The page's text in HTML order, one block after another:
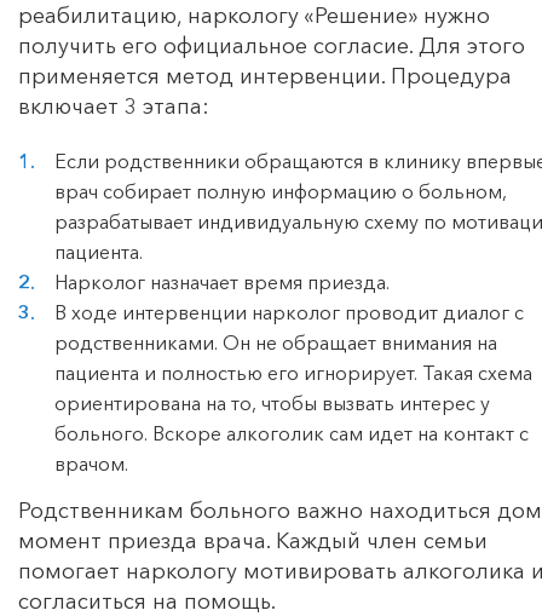
реабилитацию, наркологу «Решение» нужно
получить его официальное согласие. Для этого
применяется метод интервенции. Процедура
включает 3 этапа:
Если родственники обращаются в клинику
врач собирает полную информацию о больном,
разрабатывает индивидуальную схему по
пациента.
Нарколог назначает время приезда.
В ходе интервенции нарколог проводит диалог с
родственниками. Он не обращает внимания на
пациента и полностью его игнорирует. Такая схема
ориентирована на то, чтобы вызвать интерес у
больного. Вскоре алкоголик сам идет на контакт с
врачом.
Родственникам больного важно находиться
момент приезда врача. Каждый член семьи
помогает наркологу мотивировать алкоголика
согласиться на помощь.